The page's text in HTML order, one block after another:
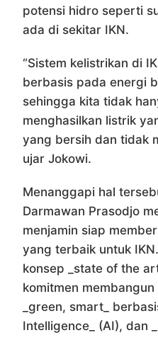
potensi hidro seperti
ada di sekitar IKN.
“Sistem kelistrikan di
berbasis pada energi
sehingga kita tidak
menghasilkan listrik
yang bersih dan tidak
ujar Jokowi.
Menanggapi hal
Darmawan Prasodjo
menjamin siap
yang terbaik untuk
konsep _state of the
komitmen
_green, smart_
Intelligence_ (AI), dan